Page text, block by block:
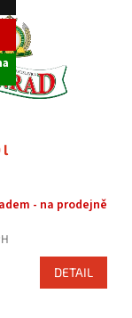
l
- na prodejně
DETAIL